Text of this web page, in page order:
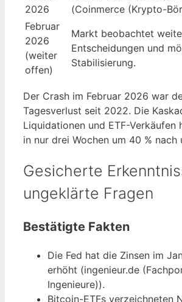
2026
(Coinmerce (Krypto-
Februar
2026
(weiter
offen)
Markt beobachtet
Entscheidungen und
Stabilisierung.
Der Crash im Februar 2026 war
Tagesverlust seit 2022. Die
Liquidationen und ETF-Verkäufen
in nur drei Wochen um 40 % nach
Gesicherte
ungeklärte Fragen
Bestätigte Fakten
Die Fed hat die Zinsen im
erhöht (ingenieur.de
Ingenieure)).
Bitcoin-ETFs verzeichneten